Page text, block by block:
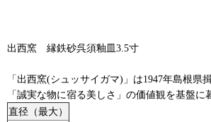
出西窯 縁鉄砂呉須釉皿3.5寸
「出西窯(シュッサイガマ)」は1947年島根
「誠実な物に宿る美しさ」の価値観を基盤
直径（最大）